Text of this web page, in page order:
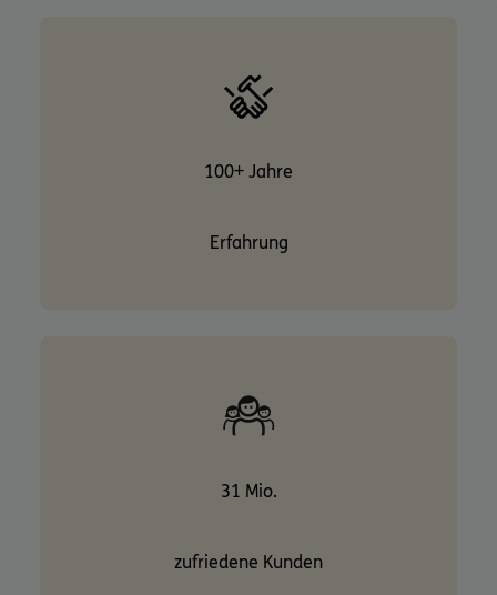
100+ Jahre
Erfahrung
31 Mio.
zufriedene Kunden